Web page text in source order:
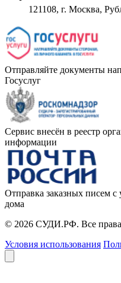
121108, г. Москва,
Отправляйте документы
Госуслуг
Сервис внесён в реестр
информации
Отправка заказных писем
дома
© 2026 СУДИ.РФ. Все
Условия использования